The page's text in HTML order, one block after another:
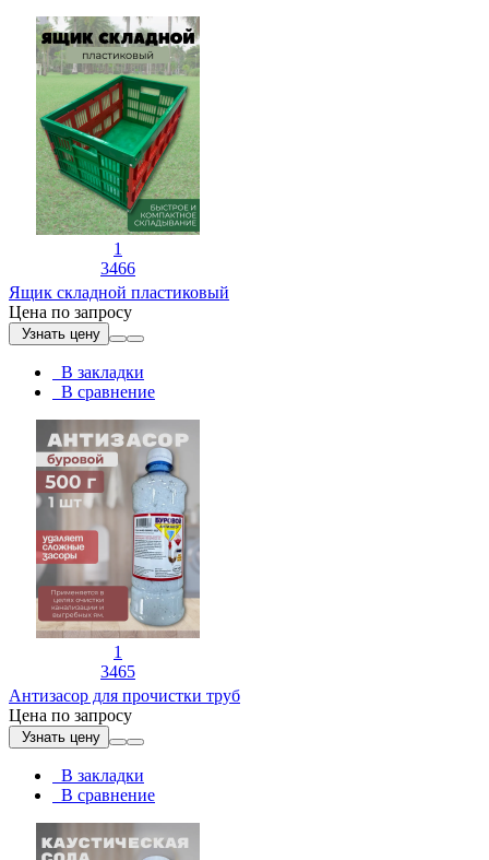
1
3466
Ящик складной пластиковый
Цена по запросу
Узнать цену
В закладки
В сравнение
1
3465
Антизасор для прочистки труб
Цена по запросу
Узнать цену
В закладки
В сравнение